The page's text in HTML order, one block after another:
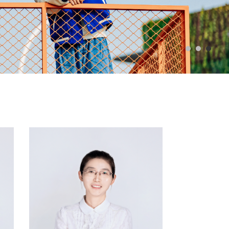
网站首页 > 师资队伍 > 右键修改链接